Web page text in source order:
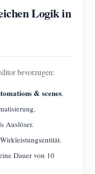
Logik in
bevorzugen:
& scenes.
Auslöser.
Dauer von 10